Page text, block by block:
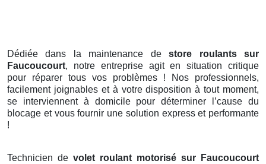
Dédiée dans la maintenance destore roulants sur
Faucoucourt, notre entreprise agit en situation critique
pour réparer tous vos problèmes ! Nos professionnels,
facilement joignables et à votre disposition à tout moment,
se interviennent à domicile pour déterminer l’cause du
blocage et vous fournir une solution express et performante
!
Technicien de volet roulant motorisé sur Faucoucourt